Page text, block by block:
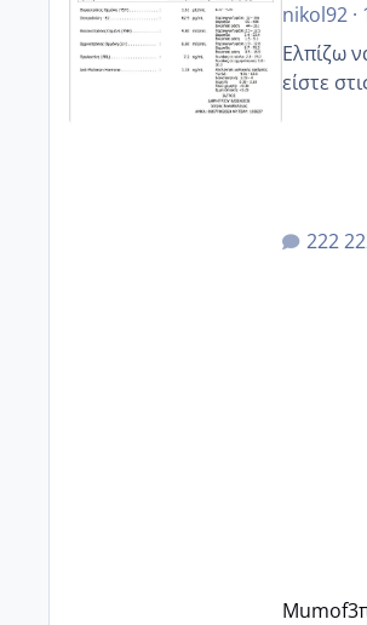
nikol92·
Ελπίζω
είστε
Mumof3